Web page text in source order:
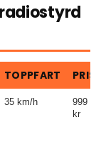
TOPPFART PRIS
35 km/h
999
kr